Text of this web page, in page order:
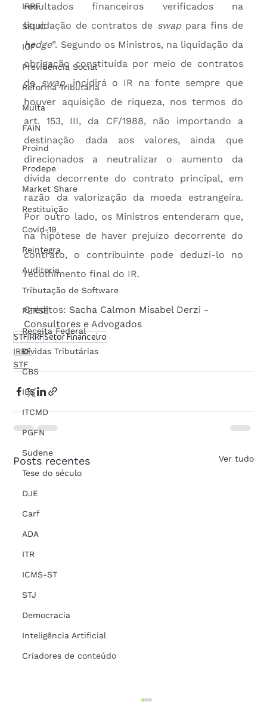
IRRF
SELIC
IOF
Previdência Social
Reforma Tributária
Multa
FAIN
Proind
Prodepe
Market Share
Restituição
Covid-19
Reintegra
Auditoria
Tributação de Software
PERSE
Receita Federal
Dívidas Tributárias
CBS
IBS
ITCMD
PGFN
Sudene
Tese do século
DJE
Carf
ADA
ITR
ICMS-ST
STJ
Democracia
Inteligência Artificial
Criadores de conteúdo
resultados financeiros verificados na
liquidação de contratos de swap
para fins de
hedge”. Segundo os Ministros, na liquidação da
obrigação constituída por meio de contratos
de swap, incidirá o IR na fonte sempre que
houver aquisição de riqueza, nos termos do
art. 153, III, da CF/1988, não importando a
destinação dada aos valores, ainda que
direcionados a neutralizar o aumento da
dívida decorrente do contrato principal, em
razão da valorização da moeda estrangeira.
Por outro lado, os Ministros entenderam que,
na hipótese de haver prejuízo decorrente do
contrato, o contribuinte pode deduzi-lo no
recolhimento final do IR.
Créditos: Sacha Calmon Misabel Derzi -
Consultores e Advogados
STFIRRFSetor Financeiro
IRRF
STF
Posts recentes Ver tudo